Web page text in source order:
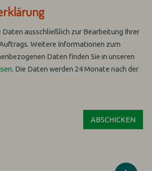
Daten ausschließlich zur Bearbeitung Ihrer
Weitere Informationen zum
Daten finden Sie in unseren
. Die Daten werden 24 Monate nach der